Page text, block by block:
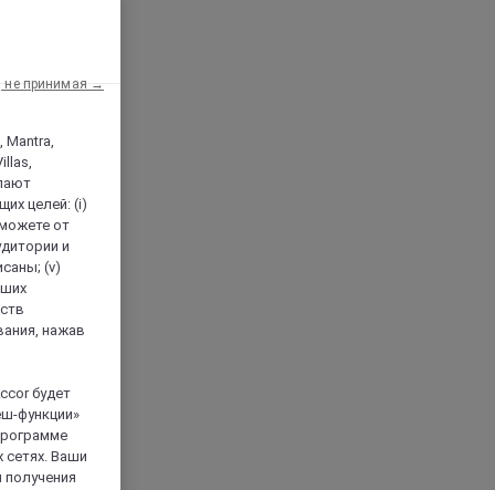
Mantra,
целей: (i)
от
и
(v)
нажав
будет
функции»
сетях. Ваши
не принимая →